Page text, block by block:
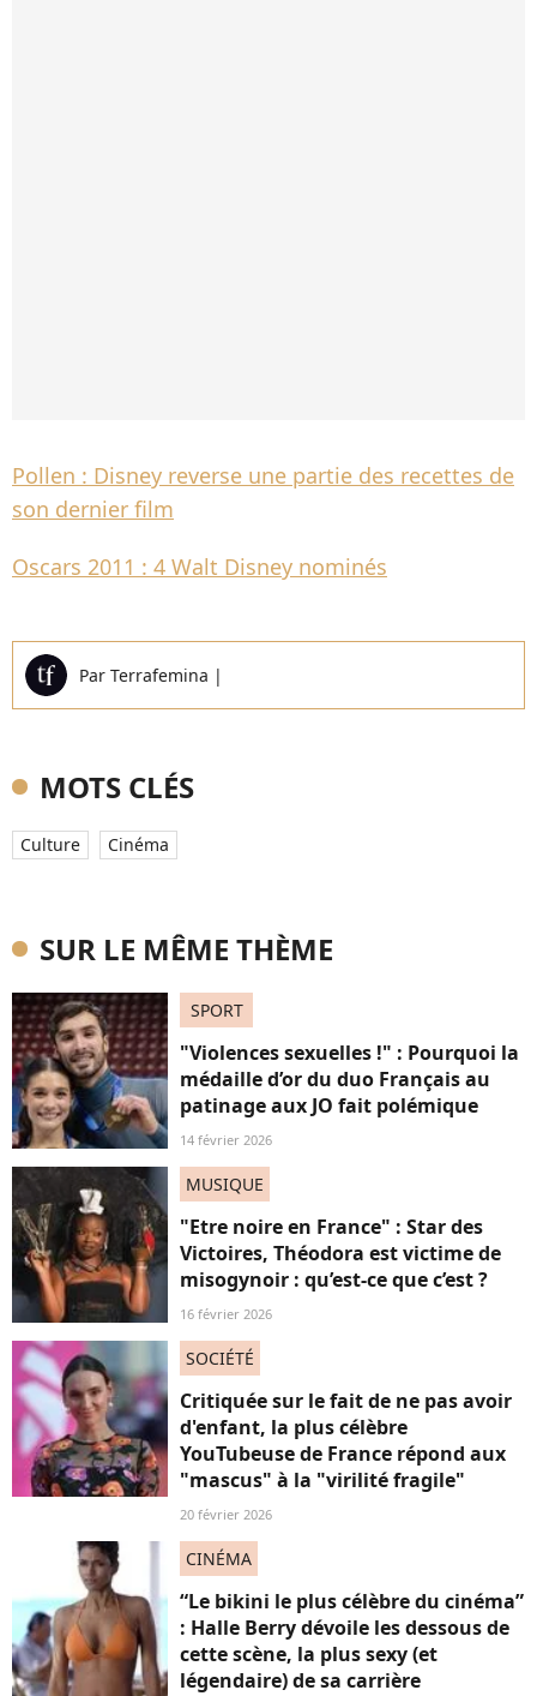
Pollen : Disney reverse une partie des recettes de
son dernier film
Oscars 2011 : 4 Walt Disney nominés
Par Terrafemina |
MOTS CLÉS
Culture Cinéma
SUR LE MÊME THÈME
SPORT
"Violences sexuelles !" : Pourquoi la
médaille d’or du duo Français au
patinage aux JO fait polémique
14 février 2026
MUSIQUE
"Etre noire en France" : Star des
Victoires, Théodora est victime de
misogynoir : qu’est-ce que c’est ?
16 février 2026
SOCIÉTÉ
Critiquée sur le fait de ne pas avoir
d'enfant, la plus célèbre
YouTubeuse de France répond aux
"mascus" à la "virilité fragile"
20 février 2026
CINÉMA
“Le bikini le plus célèbre du cinéma”
: Halle Berry dévoile les dessous de
cette scène, la plus sexy (et
légendaire) de sa carrière